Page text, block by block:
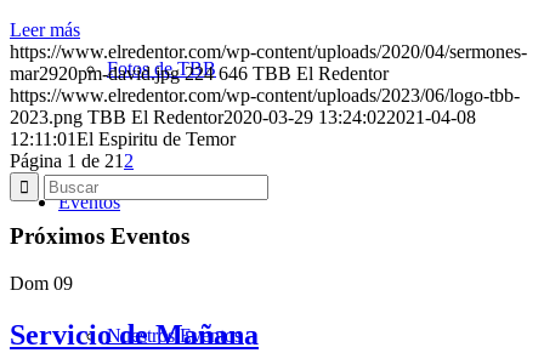
Fotos de TBB
Eventos
Nuestros Eventos
Leer más
https://www.elredentor.com/wp-content/uploads/2020/04/sermones-
mar2920pm-david.jpg 224 646 TBB El Redentor
https://www.elredentor.com/wp-content/uploads/2023/06/logo-tbb-
2023.png TBB El Redentor2020-03-29 13:24:022021-04-08
12:11:01El Espiritu de Temor
Página 1 de 21 2
Próximos Eventos
Dom 09
Servicio de Mañana